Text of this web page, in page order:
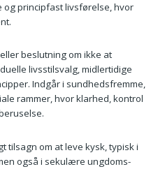
principfast livsførelse, hvor
beslutning om ikke at
livsstilsvalg, midlertidige
Indgår i sundhedsfremme,
rammer, hvor klarhed, kontrol
tilsagn om at leve kysk, typisk i
også i sekulære ungdoms-